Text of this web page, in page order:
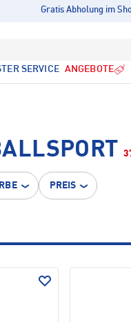
Gratis Abholung im
SERVICE ANGEBOTE
PREIS